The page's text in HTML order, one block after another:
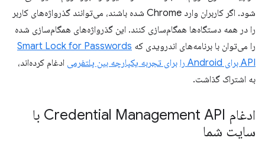
شود. اگر کاربران وارد Chrome شده باشند، می‌توانند گذرواژه‌های کاربر
را در همه دستگاه‌ها همگام‌سازی کنند. این گذرواژه‌های همگام‌سازی شده
را می‌توان با برنامه‌های اندرویدی که Smart Lock for Passwords
API برای Android را
برای تجربه یکپارچه بین پلتفرمی ادغام کرده‌اند،
به اشتراک گذاشت.
ادغام Credential Management API با
سایت شما